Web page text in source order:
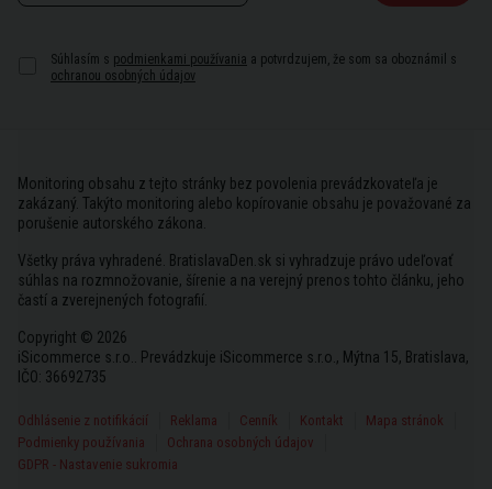
Súhlasím s podmienkami používania a potvrdzujem, že som sa oboznámil s
ochranou osobných údajov
Monitoring obsahu z tejto stránky bez povolenia prevádzkovateľa je
zakázaný. Takýto monitoring alebo kopírovanie obsahu je považované za
porušenie autorského zákona.
Všetky práva vyhradené. BratislavaDen.sk si vyhradzuje právo udeľovať
súhlas na rozmnožovanie, šírenie a na verejný prenos tohto článku, jeho
častí a zverejnených fotografií.
Copyright © 2026
iSicommerce s.r.o.. Prevádzkuje iSicommerce s.r.o., Mýtna 15, Bratislava,
IČO: 36692735
Odhlásenie z notifikácií Reklama Cenník Kontakt
Mapa stránok
Podmienky používania
Ochrana osobných údajov
GDPR - Nastavenie sukromia